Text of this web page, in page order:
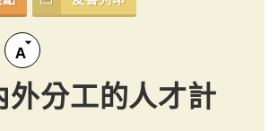
外分工的人才計